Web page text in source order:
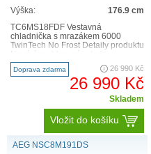
Výška:
176.9 cm
TC6MS18FDF Vestavná
chladnička s mrazákem 6000
TwinTech No Frost Detaily produktu
Představujeme vám naši
chladničku s ..
Doprava zdarma 26 990 Kč
26 990 Kč
Skladem
Vložit do košíku
AEG NSC8M191DS